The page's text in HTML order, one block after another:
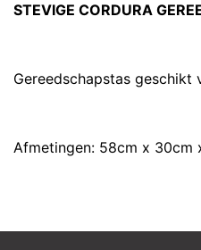
STEVIGE CORDURA
Gereedschapstas geschikt
Afmetingen: 58cm x 30cm